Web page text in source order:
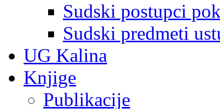
Sudski postupci
Sudski predmeti
UG Kalina
Knjige
Publikacije